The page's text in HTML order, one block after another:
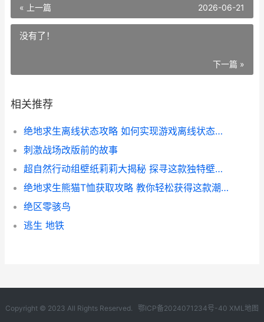
« 上一篇 2026-06-21
没有了！
下一篇 »
相关推荐
绝地求生离线状态攻略 如何实现游戏离线状态下的畅玩体验
刺激战场改版前的故事
超自然行动组壁纸莉莉大揭秘 探寻这款独特壁纸背后的故事与魅力
绝地求生熊猫T恤获取攻略 教你轻松获得这款潮流装备
绝区零骇鸟
逃生 地铁
Copyright © 2023 All Rights Reserved. 鄂ICP备2024071234号-40 XML地图